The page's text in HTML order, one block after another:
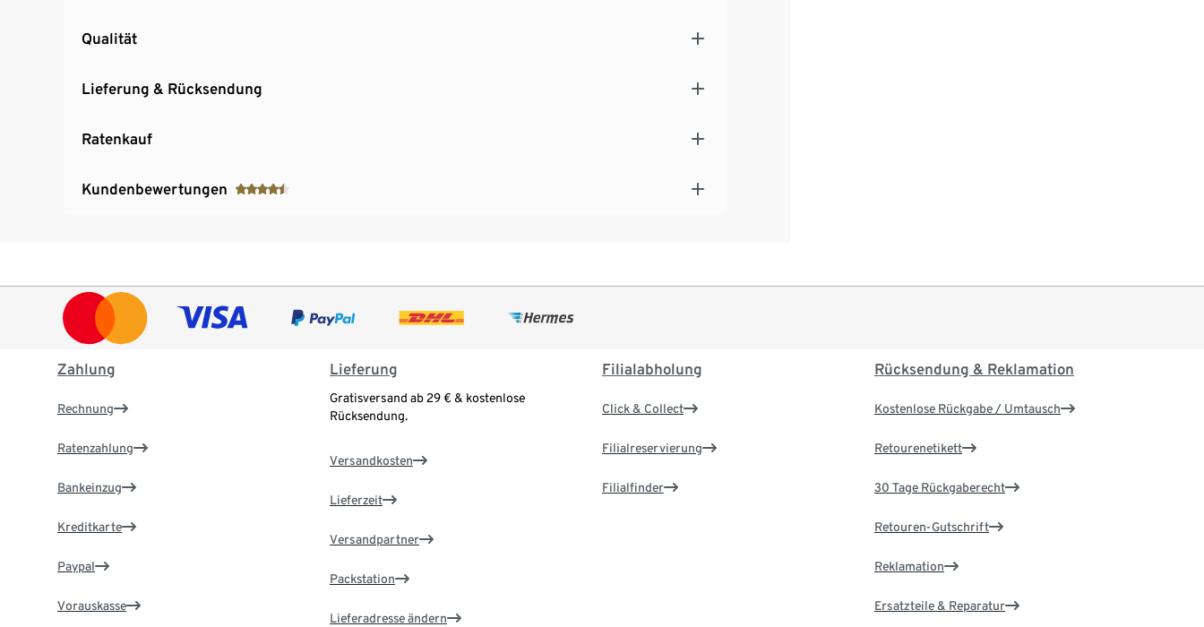
Qualität
Lieferung & Rücksendung
Ratenkauf
Kundenbewertungen
Zahlung
Rechnung
Ratenzahlung
Bankeinzug
Kreditkarte
Paypal
Vorauskasse
Lieferung
Gratisversand ab 29 € & kostenlose
Rücksendung.
Versandkosten
Lieferzeit
Versandpartner
Packstation
Lieferadresse ändern
Filialabholung
Click & Collect
Filialreservierung
Filialfinder
Rücksendung & Reklamation
Kostenlose Rückgabe / Umtausch
Retourenetikett
30 Tage Rückgaberecht
Retouren-Gutschrift
Reklamation
Ersatzteile & Reparatur